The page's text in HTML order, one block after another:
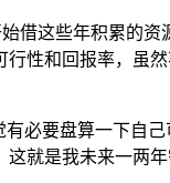
这些年积累的
性和回报率，虽
必要盘算一下自
就是我未来一两年